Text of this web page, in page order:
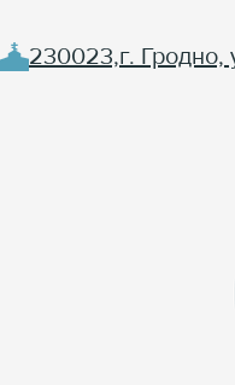
230023,г. Гродно,